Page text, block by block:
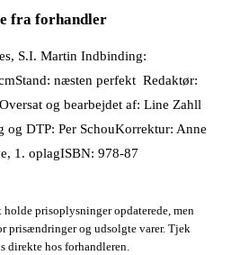
fra forhandler
S.I. Martin Indbinding:
næsten perfekt Redaktør:
og bearbejdet af: Line Zahll
og DTP: Per SchouKorrektur: Anne
1. oplagISBN: 978-87
holde prisoplysninger opdaterede, men
prisændringer og udsolgte varer. Tjek
direkte hos forhandleren.